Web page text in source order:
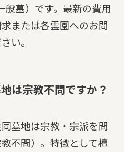
般墓）です。最新の費用
または各霊園へのお問
い。
は宗教不問ですか？
墓地は宗教・宗派を問
不問）。特徴として檀